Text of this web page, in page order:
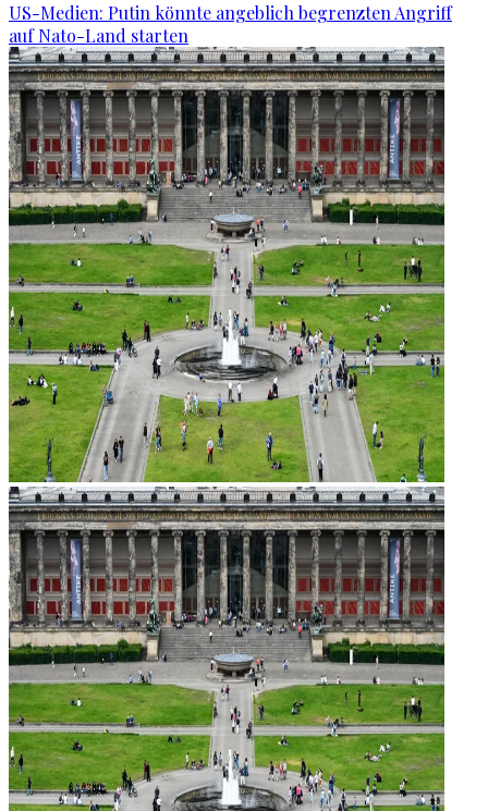
US-Medien: Putin könnte angeblich begrenzten Angriff
auf Nato-Land starten